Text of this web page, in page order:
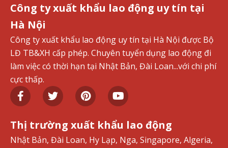
Công ty xuất khẩu lao động uy tín tại
Hà Nội
Công ty xuất khẩu lao động uy tín tại Hà Nội được Bộ
LĐ TB&XH cấp phép. Chuyên tuyển dụng lao động đi
làm việc có thời hạn tại Nhật Bản, Đài Loan...với chi phí
cực thấp.
Thị trường xuất khẩu lao động
Nhật Bản, Đài Loan, Hy Lạp, Nga, Singapore, Algeria,